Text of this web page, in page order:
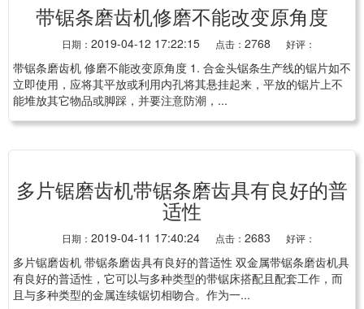
带锯条磨齿机修磨不能改变原角度
日期： 2019-04-12 17:22:15 点击： 2768 好评：
带锯条磨齿机 修磨不能改变原角度 1. 合金头锯条生产线的锯片如不
立即使用，应将其平放或利用内孔将其悬挂起来，平放的锯片上不
能堆放其它物品或脚踩，并要注意防潮，...
多片锯磨齿机带锯条磨齿具有良好的普
适性
日期： 2019-04-11 17:40:24 点击： 2683 好评：
多片锯磨齿机 带锯条磨齿具有良好的普适性 双金属带锯条磨齿机具
有良好的普适性，它可以与多种类型的带锯床搭配且配套工作，而
且与多种类型的金属连续锯切相吻合。作为一...